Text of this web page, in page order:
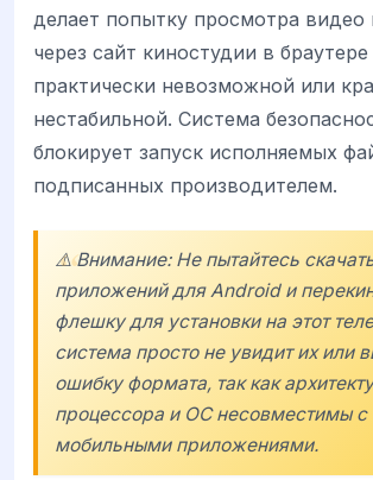
делает попытку просмотра
через сайт киностудии в
практически невозможной или
нестабильной. Система
блокирует запуск исполняемых
подписанных производителем.
⚠️ Внимание: Не пытайтесь
приложений для Android и
флешку для установки на этот
система просто не увидит их или
ошибку формата, так как
процессора и ОС несовместимы с
мобильными приложениями.